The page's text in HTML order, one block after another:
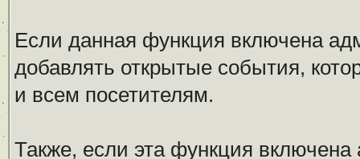
Если данная функция включена
добавлять открытые события,
и всем посетителям.
Также, если эта функция